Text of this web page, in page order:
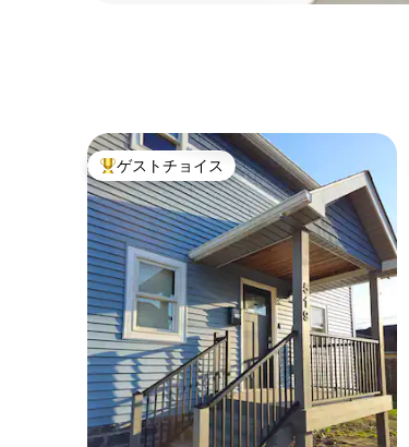
大好評のゲストチョイスです。
ゲストチョイス